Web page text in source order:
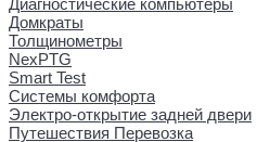
Домкраты
Толщинометры
NexPTG
Smart Test
Системы комфорта
Электро-открытие задней двери
Путешествия Перевозка